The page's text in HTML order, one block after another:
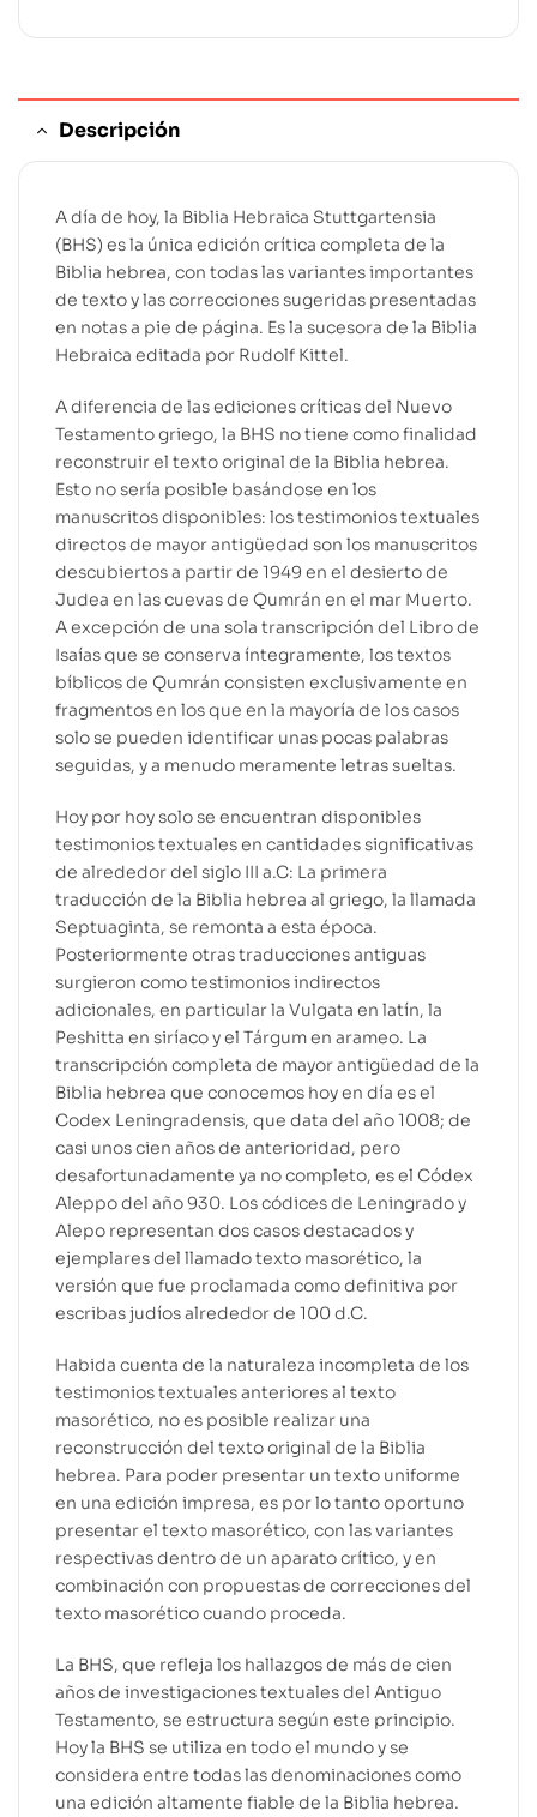
Descripción
A día de hoy, la Biblia Hebraica Stuttgartensia
(BHS) es la única edición crítica completa de la
Biblia hebrea, con todas las variantes importantes
de texto y las correcciones sugeridas presentadas
en notas a pie de página. Es la sucesora de la Biblia
Hebraica editada por Rudolf Kittel.
A diferencia de las ediciones críticas del Nuevo
Testamento griego, la BHS no tiene como finalidad
reconstruir el texto original de la Biblia hebrea.
Esto no sería posible basándose en los
manuscritos disponibles: los testimonios textuales
directos de mayor antigüedad son los manuscritos
descubiertos a partir de 1949 en el desierto de
Judea en las cuevas de Qumrán en el mar Muerto.
A excepción de una sola transcripción del Libro de
Isaías que se conserva íntegramente, los textos
bíblicos de Qumrán consisten exclusivamente en
fragmentos en los que en la mayoría de los casos
solo se pueden identificar unas pocas palabras
seguidas, y a menudo meramente letras sueltas.
Hoy por hoy solo se encuentran disponibles
testimonios textuales en cantidades significativas
de alrededor del siglo III a.C: La primera
traducción de la Biblia hebrea al griego, la llamada
Septuaginta, se remonta a esta época.
Posteriormente otras traducciones antiguas
surgieron como testimonios indirectos
adicionales, en particular la Vulgata en latín, la
Peshitta en siríaco y el Tárgum en arameo. La
transcripción completa de mayor antigüedad de la
Biblia hebrea que conocemos hoy en día es el
Codex Leningradensis, que data del año 1008; de
casi unos cien años de anterioridad, pero
desafortunadamente ya no completo, es el Códex
Aleppo del año 930. Los códices de Leningrado y
Alepo representan dos casos destacados y
ejemplares del llamado texto masorético, la
versión que fue proclamada como definitiva por
escribas judíos alrededor de 100 d.C.
Habida cuenta de la naturaleza incompleta de los
testimonios textuales anteriores al texto
masorético, no es posible realizar una
reconstrucción del texto original de la Biblia
hebrea. Para poder presentar un texto uniforme
en una edición impresa, es por lo tanto oportuno
presentar el texto masorético, con las variantes
respectivas dentro de un aparato crítico, y en
combinación con propuestas de correcciones del
texto masorético cuando proceda.
La BHS, que refleja los hallazgos de más de cien
años de investigaciones textuales del Antiguo
Testamento, se estructura según este principio.
Hoy la BHS se utiliza en todo el mundo y se
considera entre todas las denominaciones como
una edición altamente fiable de la Biblia hebrea.